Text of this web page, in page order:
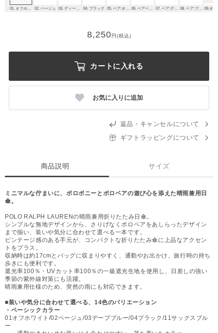
02. ベージュ 04. ブラック
8,250円(税込)
カートに入れる
お気に入りに追加
返品・キャンセルについて
ギフトラッピングについて
商品説明 サイズ
ミニマルな佇まいに、ポロポニーとポロベアの遊び心を添えた晴雨兼用日
傘。
POLO RALPH LAURENの晴雨兼用折りたたみ日傘。
シンプルな無地デザインから、さりげなくポロベアをあしらったデザイン
まで揃い、装いや気分に合わせて選べる一本です。
ビンテージ感のある手元が、コンパクトな折りたたみ傘に上品なアクセン
トをプラス。
収納時は約17cmとバッグに収まりやすく、通勤やお出かけ、旅行時の持ち
歩きにも便利です。
遮光率100％・UVカット率100％の一級遮光生地を使用し、日差しの強い
季節の紫外線対策にも活躍。
晴雨兼用仕様のため、突然の雨にも対応できます。
■装いや気分に合わせて選べる、14色のバリエーション
・ベーシックカラー
01オフホワイト/02ベージュ/03デープブルー/04ブラック/11サックスブル
ー